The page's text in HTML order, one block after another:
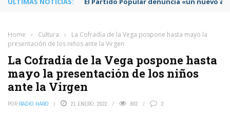
Home › Cultura ›
La Cofradía de la Vega pospone hasta mayo la
presentación de los niños ante la Virgen
La Cofradía de la Vega pospone hasta
mayo la presentación de los niños
ante la Virgen
POR RADIO HARO 21 ENERO, 2022 802 2